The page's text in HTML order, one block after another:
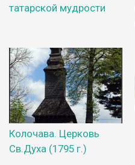
татарской мудрости
Колочава. Церковь
Св.Духа (1795 г.)